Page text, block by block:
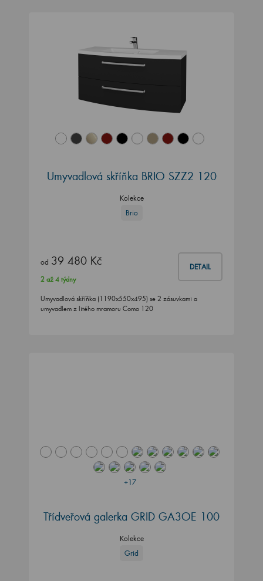
Umyvadlová skříňka BRIO SZZ2 120
Kolekce
Brio
od 39 480 Kč DETAIL
2 až 4 týdny
Umyvadlová skříňka (1190x550x495) se 2 zásuvkami a
umyvadlem z litého mramoru Como 120
+17
Třídveřová galerka GRID GA3OE 100
Kolekce
Grid